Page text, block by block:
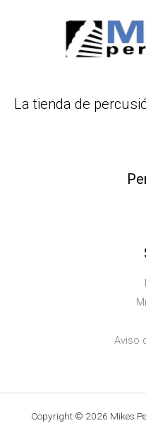
La tienda de
Aviso
Copyright © 2026 Mikes